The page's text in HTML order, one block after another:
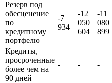
Резерв под
обесценение
по
кредитному
портфелю
-7
934
-12
050
604
-11
080
899
Кредиты,
просроченные
более чем на
90 дней
- - -